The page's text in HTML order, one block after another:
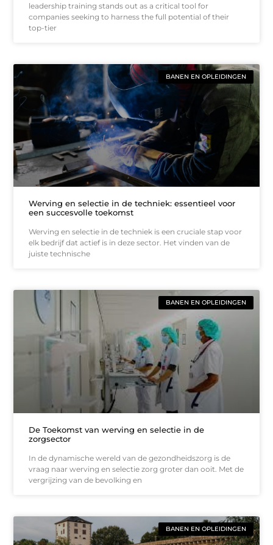
leadership training stands out as a critical tool for
companies seeking to harness the full potential of their
top-tier
BANEN EN OPLEIDINGEN
Werving en selectie in de techniek: essentieel voor
een succesvolle toekomst
Werving en selectie in de techniek is een cruciale stap voor
elk bedrijf dat actief is in deze sector. Het vinden van de
juiste technische
BANEN EN OPLEIDINGEN
De Toekomst van werving en selectie in de
zorgsector
In de dynamische wereld van de gezondheidszorg is de
vraag naar werving en selectie zorg groter dan ooit. Met de
vergrijzing van de bevolking en
BANEN EN OPLEIDINGEN